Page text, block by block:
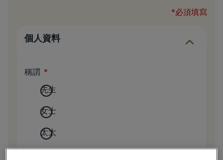
*必須填寫
個人資料
稱謂
先生
女士
太太